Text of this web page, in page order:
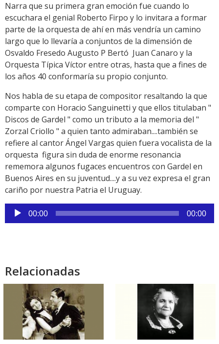
Narra que su primera gran emoción fue cuando lo
escuchara el genial Roberto Firpo y lo invitara a formar
parte de la orquesta de ahí en más vendría un camino
largo que lo llevaría a conjuntos de la dimensión de
Osvaldo Fresedo Augusto P Bertó Juan Canaro y la
Orquesta Típica Víctor entre otras, hasta que a fines de
los años 40 conformaría su propio conjunto.
Nos habla de su etapa de compositor resaltando la que
comparte con Horacio Sanguinetti y que ellos titulaban "
Discos de Gardel " como un tributo a la memoria del "
Zorzal Criollo " a quien tanto admiraban....también se
refiere al cantor Ángel Vargas quien fuera vocalista de la
orquesta figura sin duda de enorme resonancia
rememora algunos fugaces encuentros con Gardel en
Buenos Aires en su juventud....y a su vez expresa el gran
cariño por nuestra Patria el Uruguay.
Reproductor
de
00:00 00:00
Relacionadas